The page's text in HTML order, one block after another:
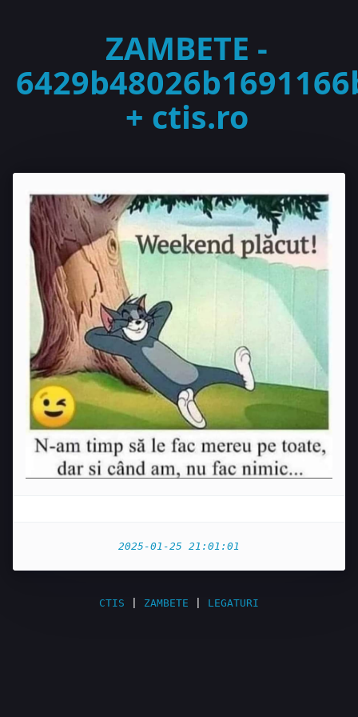
ZAMBETE -
+ ctis.ro
2025-01-25 21:01:01
CTIS ZAMBETE LEGATURI